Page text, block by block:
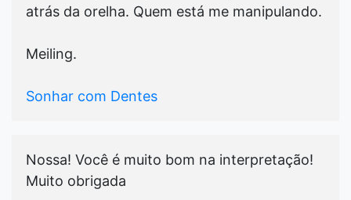
atrás da orelha. Quem está me manipulando.
Meiling.
Sonhar com Dentes
Nossa! Você é muito bom na interpretação!
Muito obrigada